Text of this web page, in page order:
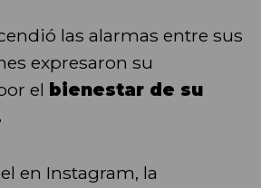
las alarmas entre sus
expresaron su
el bienestar de su
en Instagram, la